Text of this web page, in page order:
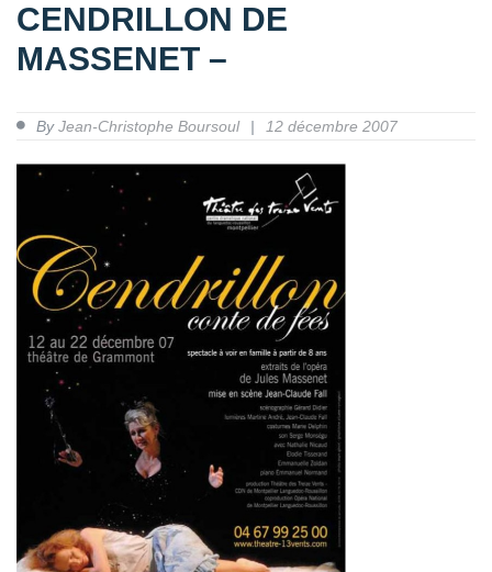
CENDRILLON DE
MASSENET –
ByJean-Christophe Boursoul 12 décembre 2007